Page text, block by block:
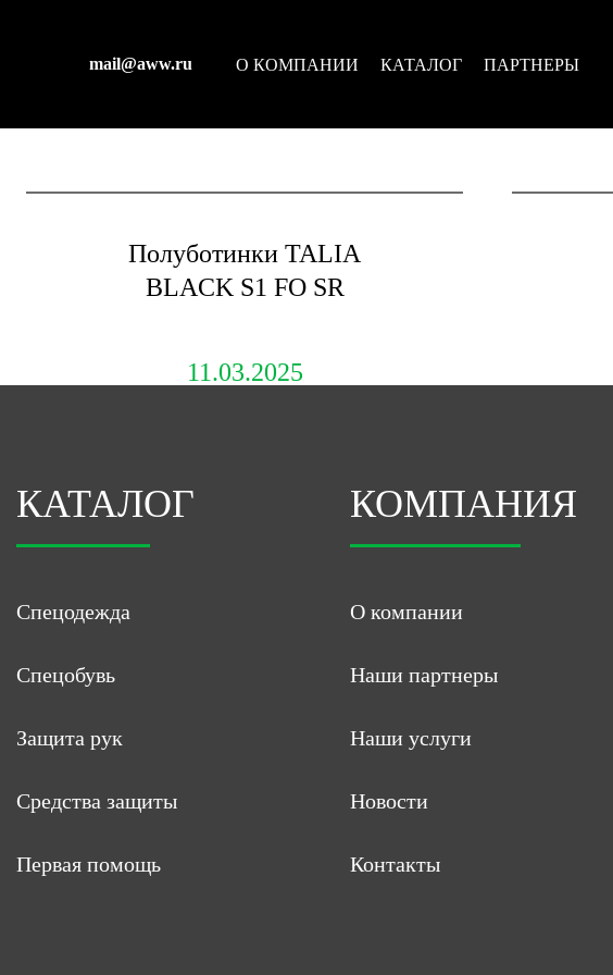
mail@aww.ru О КОМПАНИИ КАТАЛОГ ПАРТНЕРЫ
Полуботинки TALIA
BLACK S1 FO SR
11.03.2025
КАТАЛОГ
Спецодежда
Спецобувь
Защита рук
Средства защиты
Первая помощь
КОМПАНИЯ
О компании
Наши партнеры
Наши услуги
Новости
Контакты